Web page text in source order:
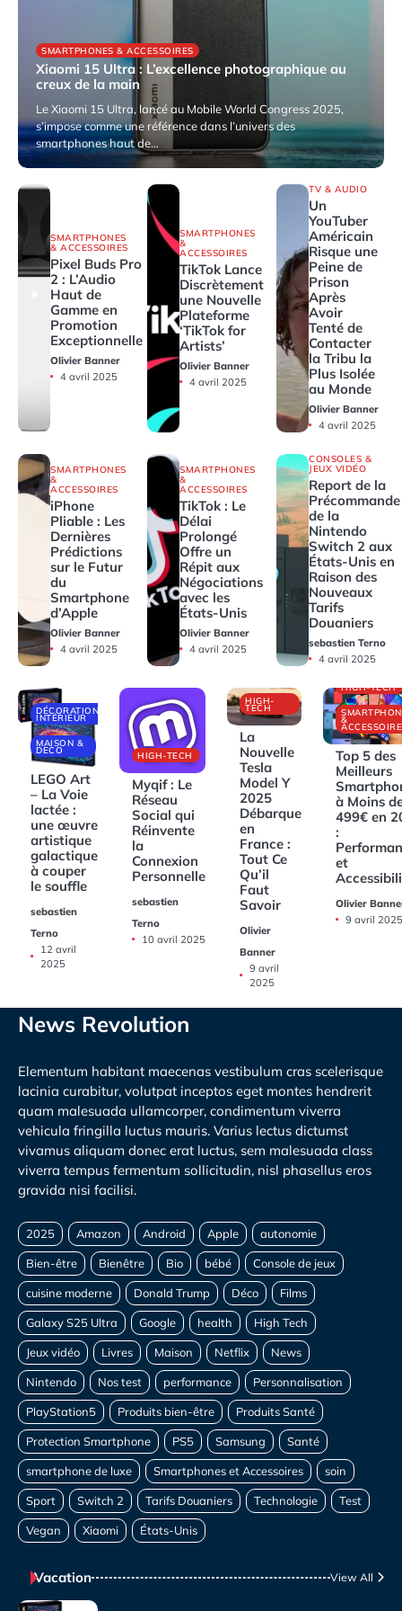
SMARTPHONES & ACCESSOIRES
Xiaomi 15 Ultra : L’excellence photographique au
creux de la main
Le Xiaomi 15 Ultra, lancé au Mobile World Congress 2025,
s’impose comme une référence dans l’univers des
smartphones haut de…
9 avril 2025
SMARTPHONES
& ACCESSOIRES
Pixel Buds Pro
2 : L’Audio
Haut de
Gamme en
Promotion
Exceptionnelle
Olivier Banner
4 avril 2025
SMARTPHONES
&
ACCESSOIRES
TikTok Lance
Discrètement
une Nouvelle
Plateforme
‘TikTok for
Artists’
Olivier Banner
4 avril 2025
TV & AUDIO
Un
YouTuber
Américain
Risque une
Peine de
Prison
Après
Avoir
Tenté de
Contacter
la Tribu la
Plus Isolée
au Monde
Olivier Banner
4 avril 2025
SMARTPHONES
&
ACCESSOIRES
iPhone
Pliable : Les
Dernières
Prédictions
sur le Futur
du
Smartphone
d’Apple
Olivier Banner
4 avril 2025
SMARTPHONES
&
ACCESSOIRES
TikTok : Le
Délai
Prolongé
Offre un
Répit aux
Négociations
avec les
États-Unis
Olivier Banner
4 avril 2025
CONSOLES &
JEUX VIDÉO
Report de la
Précommande
de la
Nintendo
Switch 2 aux
États-Unis en
Raison des
Nouveaux
Tarifs
Douaniers
sebastien Terno
4 avril 2025
DÉCORATIONS
INTÉRIEUR
MAISON &
DECO
LEGO Art
– La Voie
lactée :
une œuvre
artistique
galactique
à couper
le souffle
sebastien
Terno
12 avril
2025
HIGH-TECH
Myqif : Le
Réseau
Social qui
Réinvente
la
Connexion
Personnelle
sebastien
Terno
10 avril 2025
HIGH-
TECH
La
Nouvelle
Tesla
Model Y
2025
Débarque
en
France :
Tout Ce
Qu’il
Faut
Savoir
Olivier
Banner
9 avril
2025
HIGH-TECH
&
Top 5 des
Meilleurs
à Moins
499€ en
:
et
Olivier
9 avril 2025
News Revolution
Elementum habitant maecenas vestibulum cras scelerisque
lacinia curabitur, volutpat inceptos eget montes hendrerit
quam malesuada ullamcorper, condimentum viverra
vehicula fringilla luctus mauris. Varius lectus dictumst
vivamus aliquam donec erat luctus, sem malesuada class
viverra tempus fermentum sollicitudin, nisl phasellus eros
gravida nisi facilisi.
Vacation View All